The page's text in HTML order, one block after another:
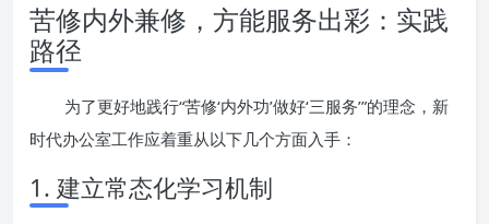
苦修内外兼修，方能服务出彩：实践
路径
为了更好地践行“苦修‘内外功’做好‘三服务’”的理念，新
时代办公室工作应着重从以下几个方面入手：
1. 建立常态化学习机制